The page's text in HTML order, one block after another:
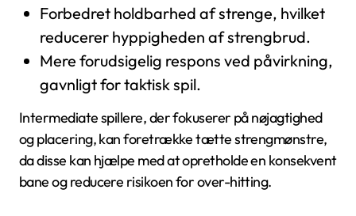
Forbedret holdbarhed af strenge, hvilket
reducerer hyppigheden af strengbrud.
Mere forudsigelig respons ved påvirkning,
gavnligt for taktisk spil.
Intermediate spillere, der fokuserer på nøjagtighed
og placering, kan foretrække tætte strengmønstre,
da disse kan hjælpe med at opretholde en konsekvent
bane og reducere risikoen for over-hitting.